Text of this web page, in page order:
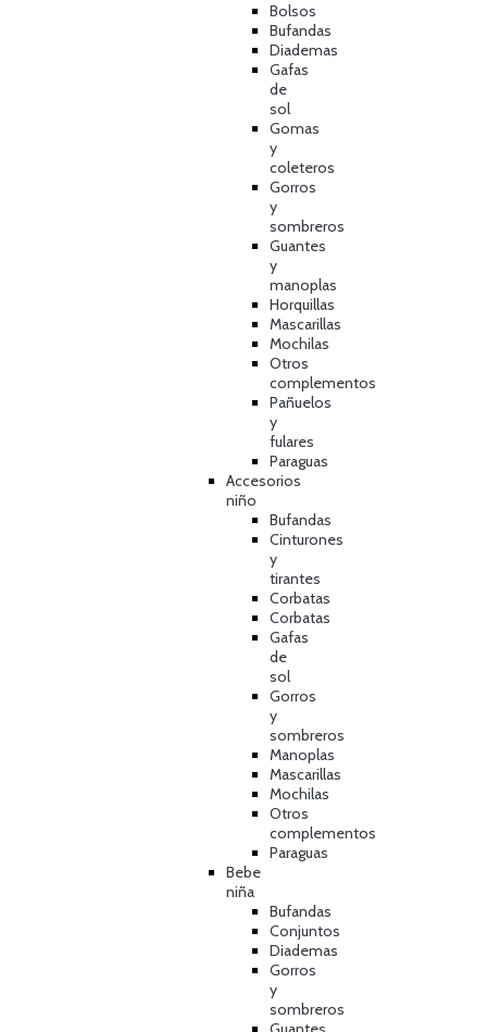
Bolsos
Bufandas
Diademas
Gafas
de
sol
Gomas
y
coleteros
Gorros
y
sombreros
Guantes
y
manoplas
Horquillas
Mascarillas
Mochilas
Otros
complementos
Pañuelos
y
fulares
Paraguas
Accesorios
niño
Bufandas
Cinturones
y
tirantes
Corbatas
Corbatas
Gafas
de
sol
Gorros
y
sombreros
Manoplas
Mascarillas
Mochilas
Otros
complementos
Paraguas
Bebe
niña
Bufandas
Conjuntos
Diademas
Gorros
y
sombreros